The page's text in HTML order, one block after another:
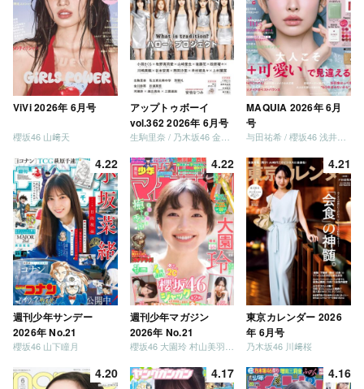
ViVi 2026年 6月号
櫻坂46 山﨑天
アップトゥボーイ
vol.362 2026年 6月号
生駒里奈 / 乃木坂46 金川紗耶 森平麗心
MAQUIA 2026年 6月
号
与田祐希 / 櫻坂46 浅井恋乃未
4.22
週刊少年サンデー
2026年 No.21
櫻坂46 山下瞳月
4.22
週刊少年マガジン
2026年 No.21
4.21
東京カレンダー 2026
年 6月号
乃木坂46 川﨑桜
4.20 4.17 4.16